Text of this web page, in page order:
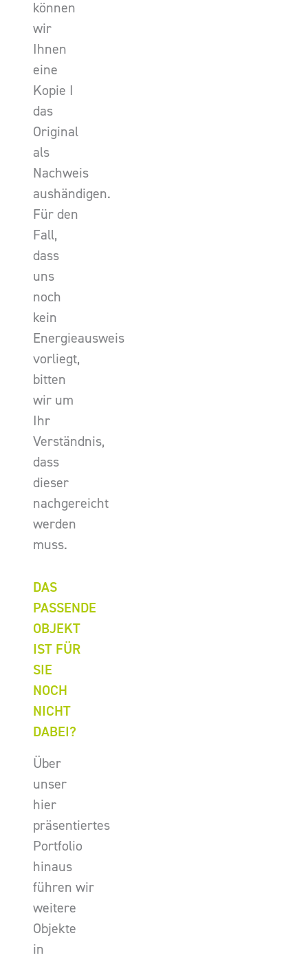
können
wir
Ihnen
eine
Kopie I
das
Original
als
Nachweis
aushändigen.
Für den
Fall,
dass
uns
noch
kein
Energieausweis
vorliegt,
bitten
wir um
Ihr
Verständnis,
dass
dieser
nachgereicht
werden
muss.
DAS
PASSENDE
OBJEKT
IST FÜR
SIE
NOCH
NICHT
DABEI?
Über
unser
hier
präsentiertes
Portfolio
hinaus
führen wir
weitere
Objekte
in